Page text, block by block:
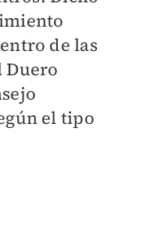
de las
Duero
el tipo